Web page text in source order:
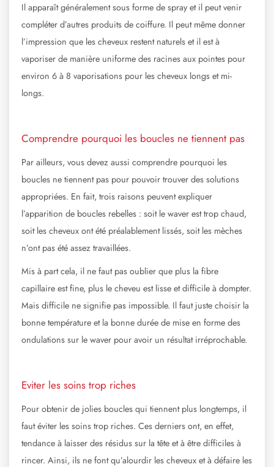
Il apparaît généralement sous forme de spray et il peut venir
compléter d’autres produits de coiffure. Il peut même donner
l’impression que les cheveux restent naturels et il est à
vaporiser de manière uniforme des racines aux pointes pour
environ 6 à 8 vaporisations pour les cheveux longs et mi-
longs.
Comprendre pourquoi les boucles ne tiennent pas
Par ailleurs, vous devez aussi comprendre pourquoi les
boucles ne tiennent pas pour pouvoir trouver des solutions
appropriées. En fait, trois raisons peuvent expliquer
l’apparition de boucles rebelles : soit le waver est trop chaud,
soit les cheveux ont été préalablement lissés, soit les mèches
n’ont pas été assez travaillées.
Mis à part cela, il ne faut pas oublier que plus la fibre
capillaire est fine, plus le cheveu est lisse et difficile à dompter.
Mais difficile ne signifie pas impossible. Il faut juste choisir la
bonne température et la bonne durée de mise en forme des
ondulations sur le waver pour avoir un résultat irréprochable.
Eviter les soins trop riches
Pour obtenir de jolies boucles qui tiennent plus longtemps, il
faut éviter les soins trop riches. Ces derniers ont, en effet,
tendance à laisser des résidus sur la tête et à être difficiles à
rincer. Ainsi, ils ne font qu’alourdir les cheveux et à défaire les